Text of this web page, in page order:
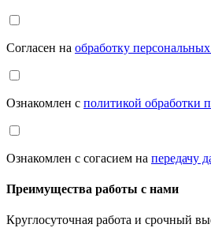
Согласен на обработку
Ознакомлен с политикой обработки
Ознакомлен с согасием на передачу
Преимущества работы с нами
Круглосуточная работа и срочный